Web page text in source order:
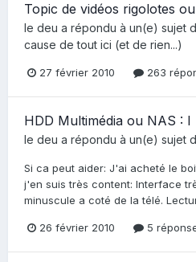
Topic de vidéos rigolotes
le deu a répondu à un(e) sujet
cause de tout ici (et de rien...)
27 février 2010 263
HDD Multimédia ou NAS : I
le deu a répondu à un(e) sujet
Si ca peut aider: J'ai acheté le
j'en suis très content: Interface
minuscule a coté de la télé.
26 février 2010 5